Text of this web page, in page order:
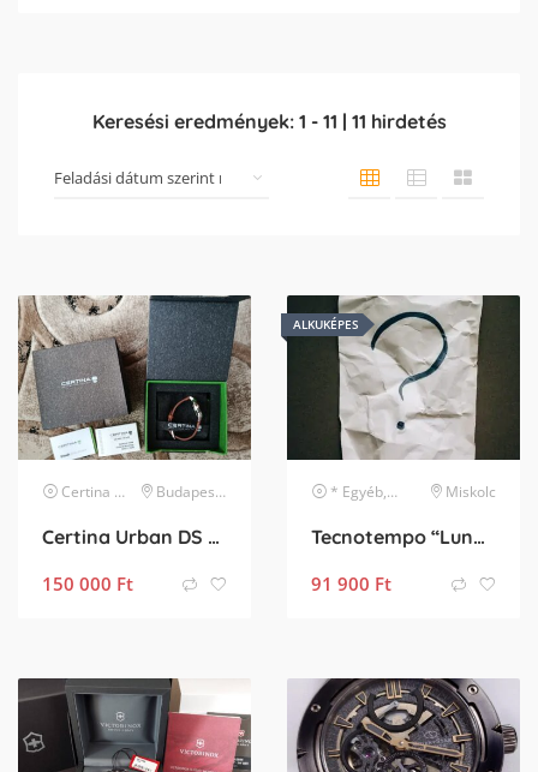
Keresési eredmények: 1 - 11 | 11 hirdetés
Certina karóraBudapest XVII. kerület
Certina Urban DS Caimano Chrono Férfi Karóra
150 000 Ft
ALKUKÉPES
* Egyéb, listában nem szereplő márka Miskolc
Tecnotempo “Lunaris” teljes kalendárium és holdfázis jelzéssel
91 900 Ft